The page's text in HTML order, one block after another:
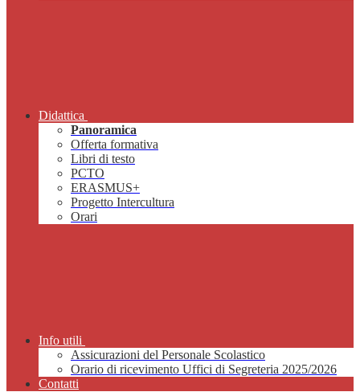
Didattica
Panoramica
Offerta formativa
Libri di testo
PCTO
ERASMUS+
Progetto Intercultura
Orari
Info utili
Assicurazioni del Personale Scolastico
Orario di ricevimento Uffici di Segreteria 2025/2026
Contatti